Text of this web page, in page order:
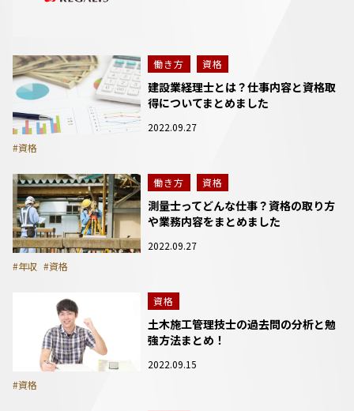
働き方 資格
建設業経理士とは？仕事内容と資格取
得についてまとめました
2022.09.27
#資格
働き方 資格
測量士ってどんな仕事？資格の取り方
や業務内容をまとめました
2022.09.27
#年収 #資格
資格
土木施工管理技士の過去問の分析と勉
強方法まとめ！
2022.09.15
#資格